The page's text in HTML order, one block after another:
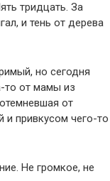
тридцать. За
и тень от дерева
но сегодня
то от мамы из
от
и привкусом чего-то
Не громкое, не